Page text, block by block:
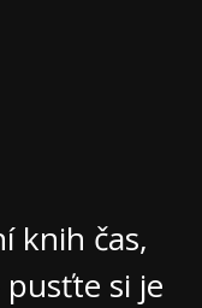
knih čas,
si je